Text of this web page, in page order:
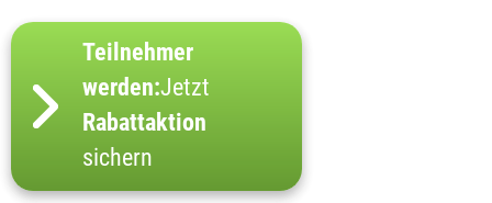
Teilnehmer
werden:Jetzt
Rabattaktion
sichern